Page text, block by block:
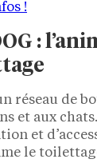
!
:
réseau de
et aux
et
le